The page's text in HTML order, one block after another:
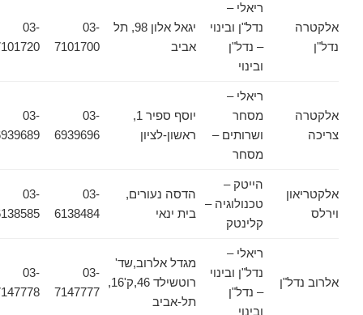
אלקטרה
נדל"ן
ריאלי –
נדל"ן ובינוי
– נדל"ן
ובינוי
יגאל אלון 98, תל
אביב
03-
7101700
03-
7101720
אלקטרה
צריכה
ריאלי –
מסחר
ושרותים –
מסחר
יוסף ספיר 1,
ראשון-לציון
03-
6939696
03-
6939689
אלקטריאון
וירלס
הייטק –
טכנולוגיה –
קלינטק
הדסה נעורים,
בית ינאי
03-
6138484
03-
6138585
אלרוב נדל"ן
ריאלי –
נדל"ן ובינוי
– נדל"ן
ובינוי
מגדל אלרוב,שד'
רוטשילד 46,ק'16,
תל-אביב
03-
7147777
03-
7147778